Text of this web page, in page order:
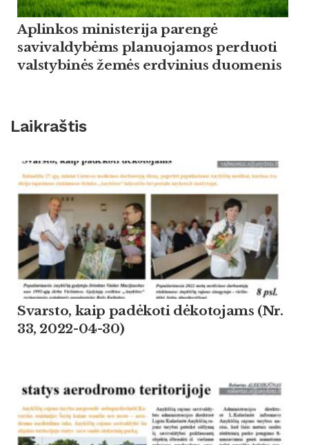
Aplinkos ministerija parengė
savivaldybėms planuojamos perduoti
valstybinės žemės erdvinius duomenis
Laikraštis
Svarsto, kaip padėkoti dėkotojams (Nr.
33, 2022-04-30)